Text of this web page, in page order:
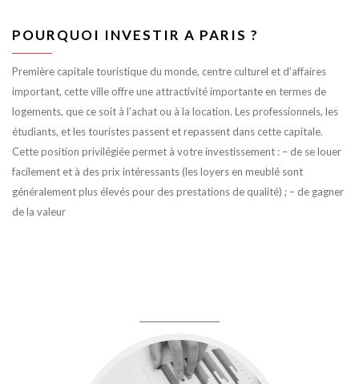
POURQUOI INVESTIR A PARIS ?
Première capitale touristique du monde, centre culturel et d’affaires
important, cette ville offre une attractivité importante en termes de
logements, que ce soit à l’achat ou à la location. Les professionnels, les
étudiants, et les touristes passent et repassent dans cette capitale.
Cette position privilégiée permet à votre investissement : – de se louer
facilement et à des prix intéressants (les loyers en meublé sont
généralement plus élevés pour des prestations de qualité) ; – de gagner
de la valeur